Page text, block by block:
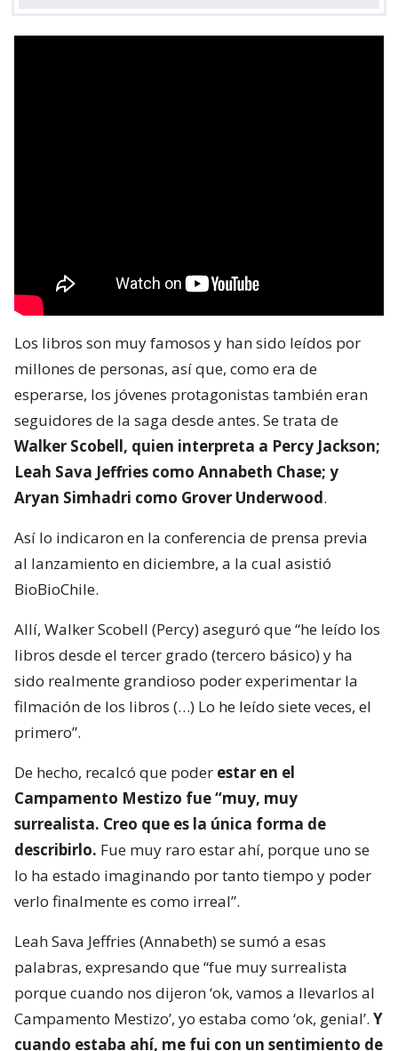
Los libros son muy famosos y han sido leídos por
millones de personas, así que, como era de
esperarse, los jóvenes protagonistas también eran
seguidores de la saga desde antes. Se trata de
Walker Scobell, quien interpreta a Percy Jackson;
Leah Sava Jeffries como Annabeth Chase; y
Aryan Simhadri como Grover Underwood.
Así lo indicaron en la conferencia de prensa previa
al lanzamiento en diciembre, a la cual asistió
BioBioChile.
Allí, Walker Scobell (Percy) aseguró que “he leído los
libros desde el tercer grado (tercero básico) y ha
sido realmente grandioso poder experimentar la
filmación de los libros (…) Lo he leído siete veces, el
primero”.
De hecho, recalcó que poder estar en el
Campamento Mestizo fue “muy, muy
surrealista. Creo que es la única forma de
describirlo. Fue muy raro estar ahí, porque uno se
lo ha estado imaginando por tanto tiempo y poder
verlo finalmente es como irreal”.
Leah Sava Jeffries (Annabeth) se sumó a esas
palabras, expresando que “fue muy surrealista
porque cuando nos dijeron ‘ok, vamos a llevarlos al
Campamento Mestizo’, yo estaba como ‘ok, genial’. Y
cuando estaba ahí, me fui con un sentimiento de